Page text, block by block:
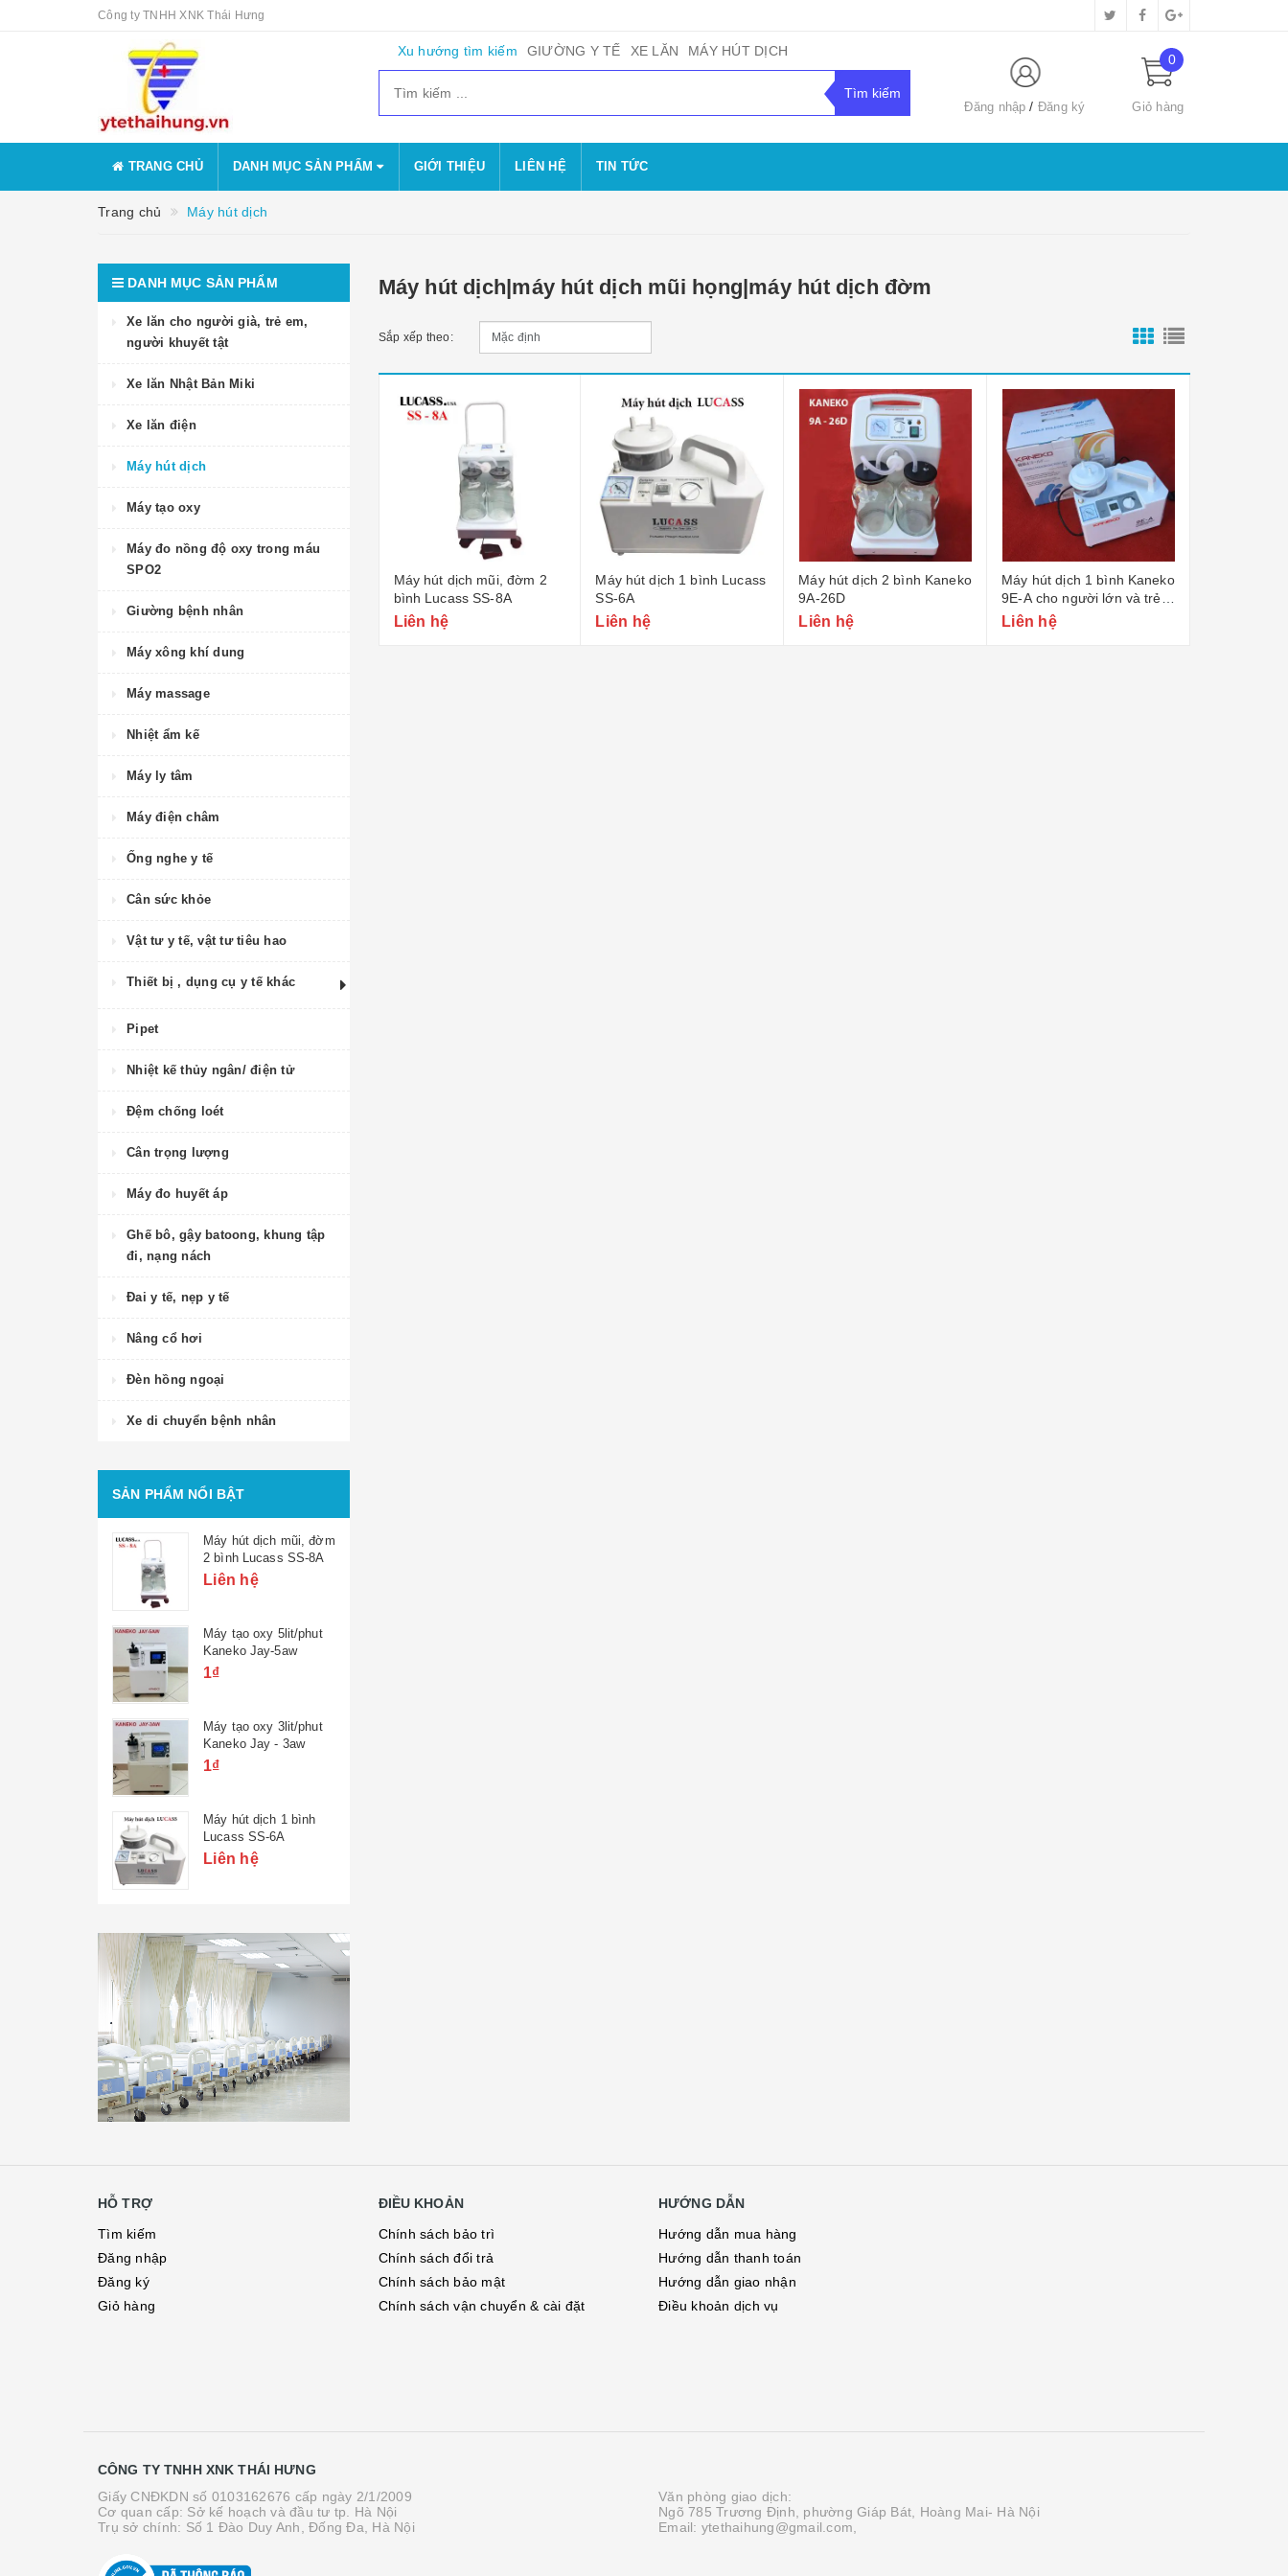
Công ty TNHH XNK Thái Hưng
Xu hướng tìm kiếm GIƯỜNG Y TẾ XE LĂN MÁY HÚT DỊCH
Đăng nhập Đăng ký
0
Giỏ hàng
TRANG CHỦ DANH MỤC SẢN PHẨM GIỚI THIỆU LIÊN HỆ TIN TỨC
Trang chủ Máy hút dịch
Máy hút dịch|máy hút dịch mũi họng|máy hút dịch đờm
Sắp xếp theo:
Máy hút dịch mũi, đờm 2
bình Lucass SS-8A
Liên hệ
Máy hút dịch 1 bình Lucass
SS-6A
Liên hệ
Máy hút dịch 2 bình Kaneko
9A-26D
Liên hệ
Máy hút dịch 1 bình Kaneko
9E-A cho người lớn và trẻ
em
Liên hệ
DANH MỤC SẢN PHẨM
Xe lăn cho người già, trẻ em,
người khuyết tật
Xe lăn Nhật Bản Miki
Xe lăn điện
Máy hút dịch
Máy tạo oxy
Máy đo nồng độ oxy trong máu
SPO2
Giường bệnh nhân
Máy xông khí dung
Máy massage
Nhiệt ẩm kế
Máy ly tâm
Máy điện châm
Ống nghe y tế
Cân sức khỏe
Vật tư y tế, vật tư tiêu hao
Thiết bị , dụng cụ y tế khác
Pipet
Nhiệt kế thủy ngân/ điện tử
Đệm chống loét
Cân trọng lượng
Máy đo huyết áp
Ghế bô, gậy batoong, khung tập
đi, nạng nách
Đai y tế, nẹp y tế
Nâng cổ hơi
Đèn hồng ngoại
Xe di chuyển bệnh nhân
SẢN PHẨM NỔI BẬT
Máy hút dịch mũi, đờm
2 bình Lucass SS-8A
Liên hệ
Máy tạo oxy 5lit/phut
Kaneko Jay-5aw
1₫
Máy tạo oxy 3lit/phut
Kaneko Jay - 3aw
1₫
Máy hút dịch 1 bình
Lucass SS-6A
Liên hệ
HỖ TRỢ
Tìm kiếm
Đăng nhập
Đăng ký
Giỏ hàng
ĐIỀU KHOẢN
Chính sách bảo trì
Chính sách đổi trả
Chính sách bảo mật
Chính sách vận chuyển & cài đặt
HƯỚNG DẪN
Hướng dẫn mua hàng
Hướng dẫn thanh toán
Hướng dẫn giao nhận
Điều khoản dịch vụ
CÔNG TY TNHH XNK THÁI HƯNG
Giấy CNĐKDN số 0103162676 cấp ngày 2/1/2009
Cơ quan cấp: Sở kế hoạch và đầu tư tp. Hà Nội
Trụ sở chính: Số 1 Đào Duy Anh, Đống Đa, Hà Nội
Văn phòng giao dịch:
Ngõ 785 Trương Định, phường Giáp Bát, Hoàng Mai- Hà Nội
Email: ytethaihung@gmail.com,